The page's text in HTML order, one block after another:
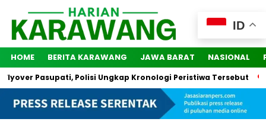
HOME BERITA KARAWANG JAWA BARAT NASIONAL
Pasupati, Polisi Ungkap Kronologi Peristiwa Tersebut 2
ID